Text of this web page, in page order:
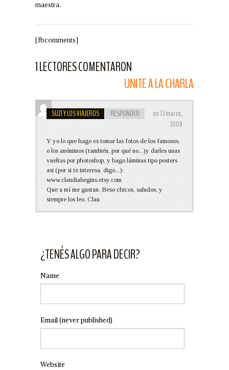
maestra.
[fbcomments]
1 LECTORES COMENTARON
UNITE A LA CHARLA
SUZI Y LOS VIAJEROS RESPONDER
on 13 marzo,
2008
Y yo lo que hago es tomar las fotos de los famosos,
o los anónimos (también, por qué no...)y darles unas
vueltas por photoshop, y hago láminas tipo posters
asi (por si te interesa, digo...):
www.claudiabegins.etsy.com
Que a mí me gustan. Beso chicos, saludos, y
siempre los leo. Clau
¿TENÉS ALGO PARA DECIR?
Name
Email(never published)
Website